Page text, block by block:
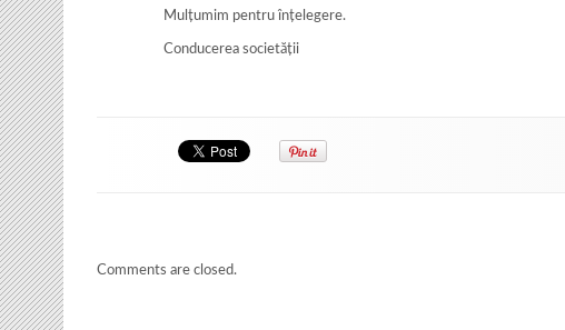
Mulțumim pentru înțelegere.
Conducerea societății
Comments are closed.